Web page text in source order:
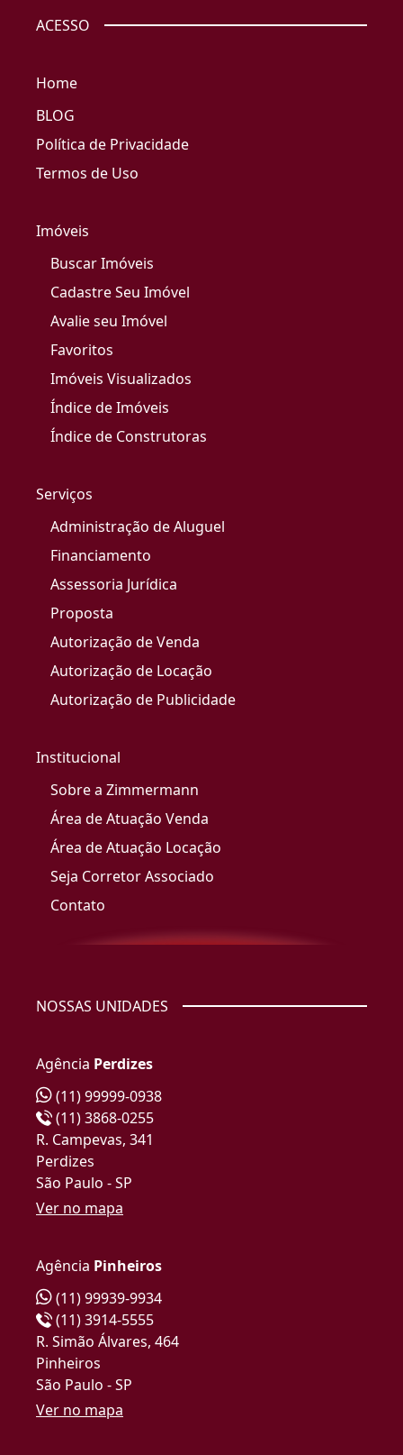
ACESSO
Home
BLOG
Política de Privacidade
Termos de Uso
Imóveis
Buscar Imóveis
Cadastre Seu Imóvel
Avalie seu Imóvel
Favoritos
Imóveis Visualizados
Índice de Imóveis
Índice de Construtoras
Serviços
Administração de Aluguel
Financiamento
Assessoria Jurídica
Proposta
Autorização de Venda
Autorização de Locação
Autorização de Publicidade
Institucional
Sobre a Zimmermann
Área de Atuação Venda
Área de Atuação Locação
Seja Corretor Associado
Contato
NOSSAS UNIDADES
Agência Perdizes
(11) 99999-0938
(11) 3868-0255
R. Campevas, 341
Perdizes
São Paulo - SP
Ver no mapa
Agência Pinheiros
(11) 99939-9934
(11) 3914-5555
R. Simão Álvares, 464
Pinheiros
São Paulo - SP
Ver no mapa